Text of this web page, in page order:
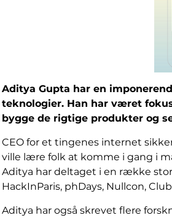
Aditya Gupta har en
teknologier. Han har været
bygge de rigtige produkter og
CEO for et tingenes internet
ville lære folk at komme i gang i
Aditya har deltaget i en række
HackInParis, phDays, Nullcon,
Aditya har også skrevet flere